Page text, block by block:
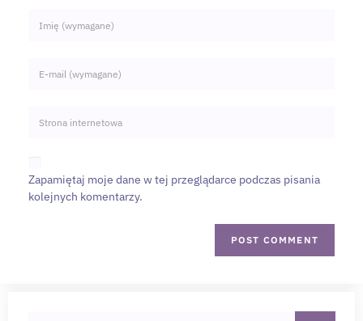
Zapamiętaj moje dane w tej przeglądarce podczas pisania
kolejnych komentarzy.